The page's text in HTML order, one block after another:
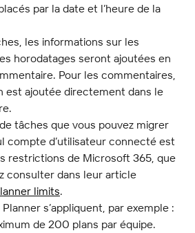
par la date et l’heure de la
les informations sur les
horodatages seront ajoutées en
Pour les commentaires,
est ajoutée directement dans le
tâches que vous pouvez migrer
compte d’utilisateur connecté est
restrictions de Microsoft 365, que
consulter dans leur article
limits.
s’appliquent, par exemple :
de 200 plans par équipe.